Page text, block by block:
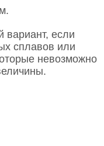
вариант, если
сплавов или
невозможно